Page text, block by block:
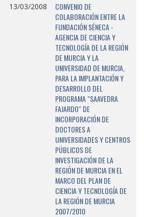
13/03/2008
CONVENIO DE
COLABORACIÓN ENTRE LA
FUNDACIÓN SÉNECA -
AGENCIA DE CIENCIA Y
TECNOLOGÍA DE LA REGIÓN
DE MURCIA Y LA
UNIVERSIDAD DE MURCIA,
PARA LA IMPLANTACIÓN Y
DESARROLLO DEL
PROGRAMA "SAAVEDRA
FAJARDO" DE
INCORPORACIÓN DE
DOCTORES A
UNIVERSIDADES Y CENTROS
PÚBLICOS DE
INVESTIGACIÓN DE LA
REGIÓN DE MURCIA EN EL
MARCO DEL PLAN DE
CIENCIA Y TECNOLOGÍA DE
LA REGIÓN DE MURCIA
2007/2010